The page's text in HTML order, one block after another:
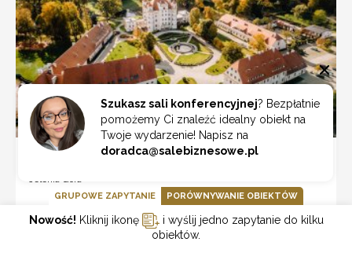
Pałac Wojanów
ZOBACZ
Szukasz sali konferencyjnej? Bezpłatnie
pomożemy Ci znaleźć idealny obiekt na
Twoje wydarzenie! Napisz na
doradca@salebiznesowe.pl
GRUPOWE ZAPYTANIE PORÓWNYWANIE OBIEKTÓW
Nowość! Kliknij ikonę
i wyślij jedno zapytanie do kilku
obiektów.